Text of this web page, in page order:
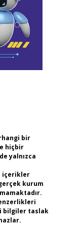
bir
hiçbir
yalnızca
içerikler
kurum
bilgiler taslak